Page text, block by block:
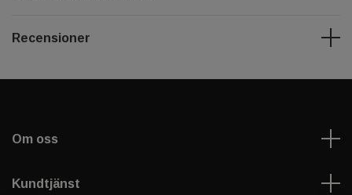
Recensioner
Om oss
Kundtjänst